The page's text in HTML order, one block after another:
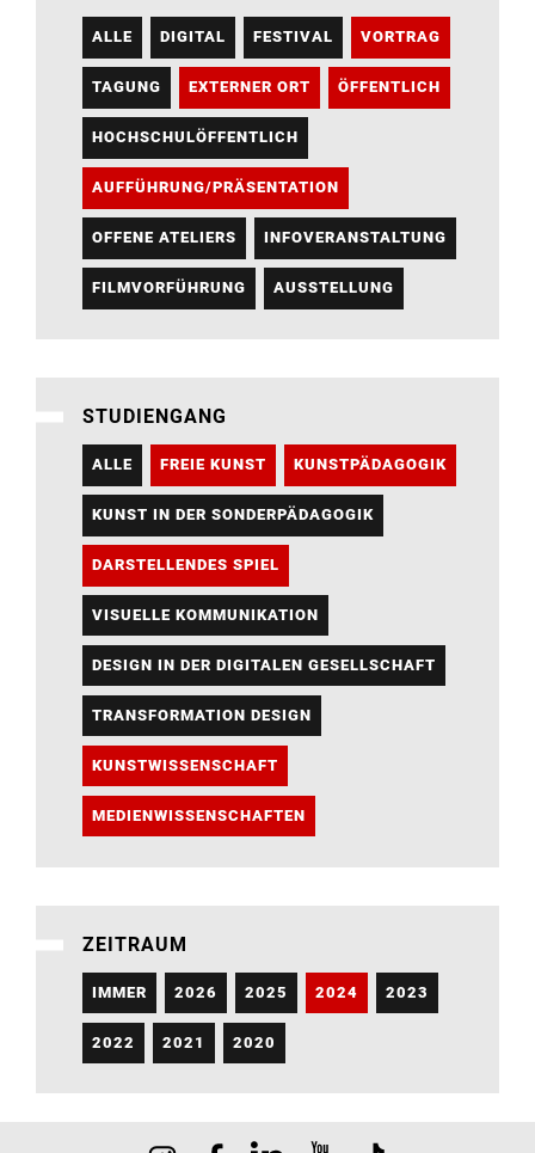
ALLE DIGITAL FESTIVAL VORTRAG
TAGUNG EXTERNER ORT ÖFFENTLICH
HOCHSCHULÖFFENTLICH
AUFFÜHRUNG/PRÄSENTATION
OFFENE ATELIERS INFOVERANSTALTUNG
FILMVORFÜHRUNG AUSSTELLUNG
STUDIENGANG
ALLE FREIE KUNST KUNSTPÄDAGOGIK
KUNST IN DER SONDERPÄDAGOGIK
DARSTELLENDES SPIEL
VISUELLE KOMMUNIKATION
DESIGN IN DER DIGITALEN GESELLSCHAFT
TRANSFORMATION DESIGN
KUNSTWISSENSCHAFT
MEDIENWISSENSCHAFTEN
ZEITRAUM
IMMER 2026 2025 2024 2023
2022 2021 2020